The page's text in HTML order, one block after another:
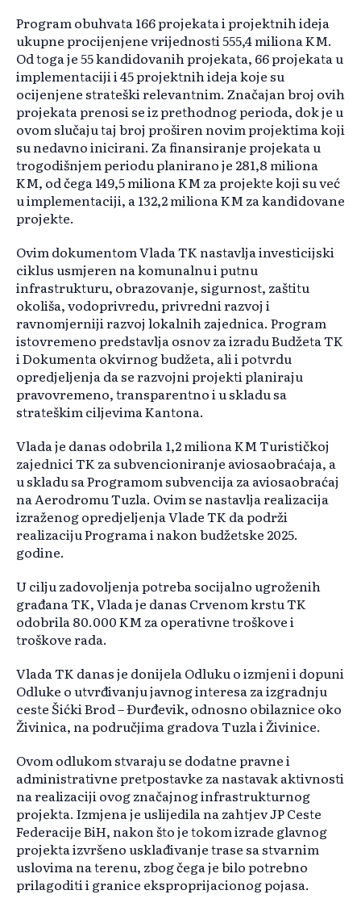
Program obuhvata 166 projekata i projektnih ideja
ukupne procijenjene vrijednosti 555,4 miliona KM.
Od toga je 55 kandidovanih projekata, 66 projekata u
implementaciji i 45 projektnih ideja koje su
ocijenjene strateški relevantnim. Značajan broj ovih
projekata prenosi se iz prethodnog perioda, dok je u
ovom slučaju taj broj proširen novim projektima koji
su nedavno inicirani. Za finansiranje projekata u
trogodišnjem periodu planirano je 281,8 miliona
KM, od čega 149,5 miliona KM za projekte koji su već
u implementaciji, a 132,2 miliona KM za kandidovane
projekte.
Ovim dokumentom Vlada TK nastavlja investicijski
ciklus usmjeren na komunalnu i putnu
infrastrukturu, obrazovanje, sigurnost, zaštitu
okoliša, vodoprivredu, privredni razvoj i
ravnomjerniji razvoj lokalnih zajednica. Program
istovremeno predstavlja osnov za izradu Budžeta TK
i Dokumenta okvirnog budžeta, ali i potvrdu
opredjeljenja da se razvojni projekti planiraju
pravovremeno, transparentno i u skladu sa
strateškim ciljevima Kantona.
Vlada je danas odobrila 1,2 miliona KM Turističkoj
zajednici TK za subvencioniranje aviosaobraćaja, a
u skladu sa Programom subvencija za aviosaobraćaj
na Aerodromu Tuzla. Ovim se nastavlja realizacija
izraženog opredjeljenja Vlade TK da podrži
realizaciju Programa i nakon budžetske 2025.
godine.
U cilju zadovoljenja potreba socijalno ugroženih
građana TK, Vlada je danas Crvenom krstu TK
odobrila 80.000 KM za operativne troškove i
troškove rada.
Vlada TK danas je donijela Odluku o izmjeni i dopuni
Odluke o utvrđivanju javnog interesa za izgradnju
ceste Šićki Brod – Đurđevik, odnosno obilaznice oko
Živinica, na područjima gradova Tuzla i Živinice.
Ovom odlukom stvaraju se dodatne pravne i
administrativne pretpostavke za nastavak aktivnosti
na realizaciji ovog značajnog infrastrukturnog
projekta. Izmjena je uslijedila na zahtjev JP Ceste
Federacije BiH, nakon što je tokom izrade glavnog
projekta izvršeno usklađivanje trase sa stvarnim
uslovima na terenu, zbog čega je bilo potrebno
prilagoditi i granice eksproprijacionog pojasa.